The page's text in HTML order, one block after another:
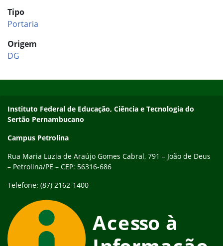
Tipo
Portaria
Origem
DG
Endereço
Instituto Federal de Educação, Ciência e Tecnologia do
Sertão Pernambucano
Campus Petrolina
Rua Maria Luzia de Araújo Gomes Cabral, 791 – João de Deus
– Petrolina/PE – CEP: 56316-686
Telefone: (87) 2162-1400